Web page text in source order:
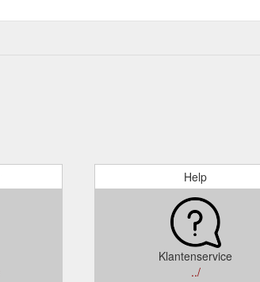
Help
Klantenservice
../